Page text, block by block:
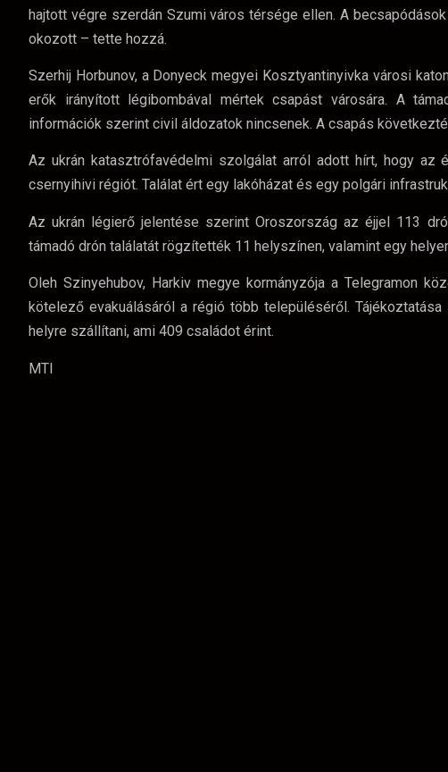
hajtott végre szerdán Szumi város térsége ellen. A
okozott – tette hozzá.
Szerhij Horbunov, a Donyeck megyei Kosztyantinyivka városi
erők irányított légibombával mértek csapást városára. A
információk szerint civil áldozatok nincsenek. A csapás
Az ukrán katasztrófavédelmi szolgálat arról adott hírt, hogy az
csernyihivi régiót. Találat ért egy lakóházat és egy polgári
Az ukrán légierő jelentése szerint Oroszország az éjjel 113
támadó drón találatát rögzítették 11 helyszínen, valamint egy
Oleh Szinyehubov, Harkiv megye kormányzója a Telegramon
kötelező evakuálásáról a régió több településéről.
helyre szállítani, ami 409 családot érint.
MTI